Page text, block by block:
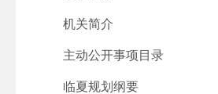
机关简介
主动公开事项目录
临夏规划纲要